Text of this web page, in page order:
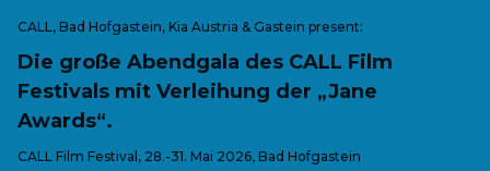
CALL, Bad Hofgastein, Kia Austria & Gastein present:
Die große Abendgala des CALL Film
Festivals mit Verleihung der „Jane
Awards“.
-CALL Film Festival, 28.-31. Mai 2026, Bad Hofgastein